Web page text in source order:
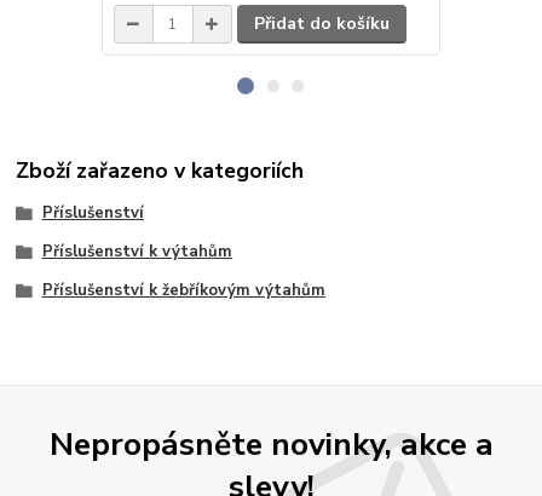
Přidat do košíku
Zboží zařazeno v kategoriích
Příslušenství
Příslušenství k výtahům
Příslušenství k žebříkovým výtahům
Nepropásněte novinky, akce a
slevy!